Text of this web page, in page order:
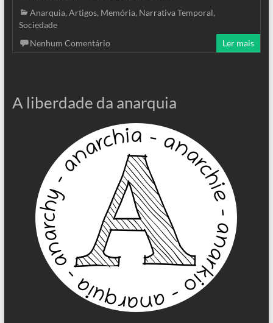
Anarquia, Artigos, Memória, Narrativa Temporal,
Sociedade
Nenhum Comentário
Ler mais
A liberdade da anarquia